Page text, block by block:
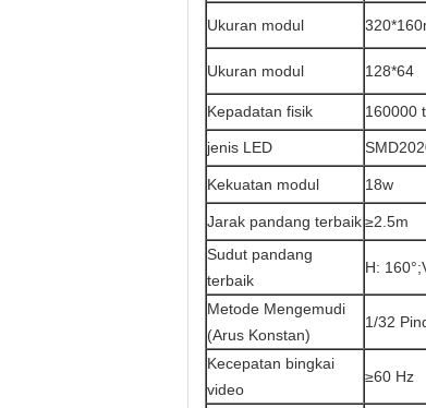
Ukuran modul
Ukuran modul 128*64
Kepadatan fisik 160000
jenis LED
Kekuatan modul 18w
Jarak pandang terbaik≥2.5m
Sudut pandang
terbaik
H:
Metode Mengemudi
(Arus Konstan)
1/32
Kecepatan bingkai
video
≥60 Hz